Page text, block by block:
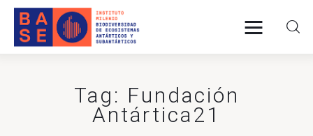
Tag: Fundación
Antártica21
INICIO